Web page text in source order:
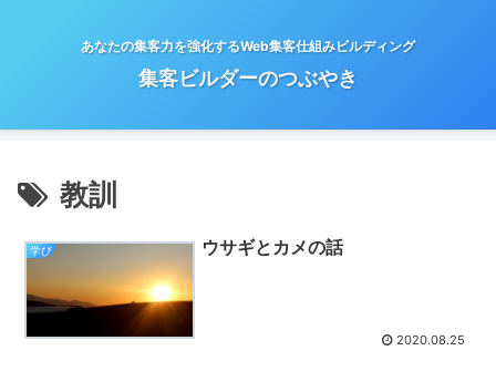
あなたの集客力を強化するWeb集客仕組みビルディング
集客ビルダーのつぶやき
教訓
学び ウサギとカメの話
2020.08.25